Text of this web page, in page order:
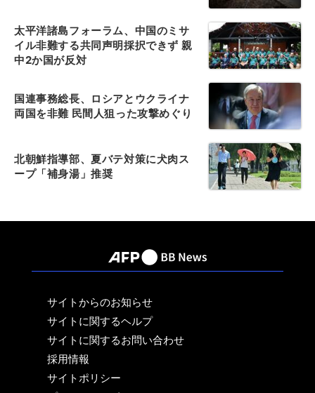
太平洋諸島フォーラム、中国のミサ
イル非難する共同声明採択できず 親
中2か国が反対
国連事務総長、ロシアとウクライナ
両国を非難 民間人狙った攻撃めぐり
北朝鮮指導部、夏バテ対策に犬肉ス
ープ「補身湯」推奨
サイトからのお知らせ
サイトに関するヘルプ
サイトに関するお問い合わせ
採用情報
サイトポリシー